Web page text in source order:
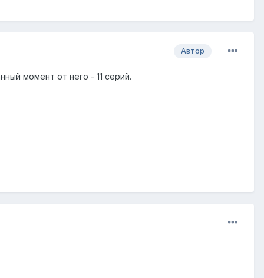
Автор
момент от него - 11 серий.